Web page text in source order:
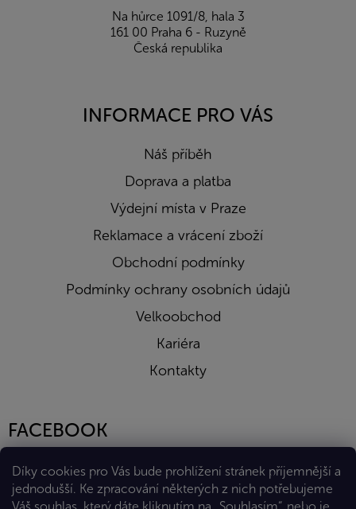
Díky cookies pro Vás bude prohlížení stránek příjemnější a
jednodušší. Ke zpracování některých z nich potřebujeme
Na hůrce 1091/8, hala 3
161 00 Praha 6 - Ruzyně
Česká republika
INFORMACE PRO VÁS
Náš příběh
Doprava a platba
Výdejní místa v Praze
Reklamace a vrácení zboží
Obchodní podmínky
Podmínky ochrany osobních údajů
Velkoobchod
Kariéra
Kontakty
FACEBOOK